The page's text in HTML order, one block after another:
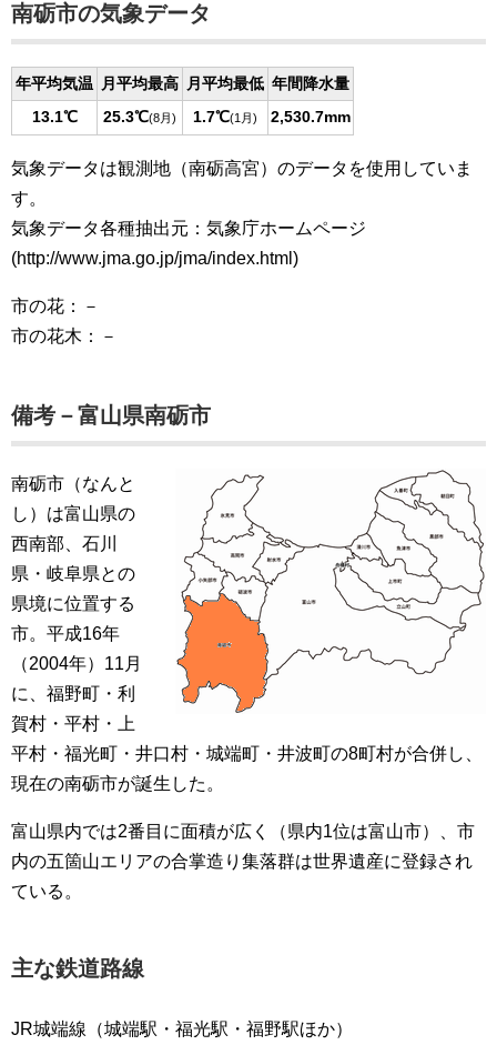
南砺市の気象データ
年平均気温 月平均最高 月平均最低 年間降水量
13.1℃
25.3℃(8月) 1.7℃(1月) 2,530.7mm
気象データは観測地（南砺高宮）のデータを使用していま
す。
気象データ各種抽出元：気象庁ホームページ
(http://www.jma.go.jp/jma/index.html)
市の花：－
市の花木：－
備考－富山県南砺市
南砺市（なんと
し）は富山県の
西南部、石川
県・岐阜県との
県境に位置する
市。平成16年
（2004年）11月
に、福野町・利
賀村・平村・上
平村・福光町・井口村・城端町・井波町の8町村が合併し、
現在の南砺市が誕生した。
富山県内では2番目に面積が広く（県内1位は富山市）、市
内の五箇山エリアの合掌造り集落群は世界遺産に登録され
ている。
主な鉄道路線
JR城端線（城端駅・福光駅・福野駅ほか）